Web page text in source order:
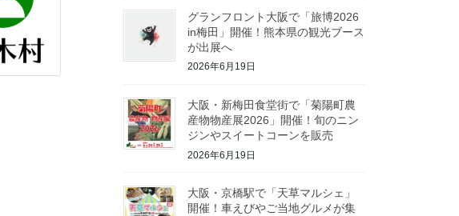
グランフロント大阪で「旅博2026
in梅田」開催！熊本県の観光ブース
が出展へ
2026年6月19日
大阪・新梅田食堂街で「菊陽町農
産物物産展2026」開催！旬のニン
ジンやスイートコーンを販売
2026年6月19日
大阪・京橋駅で「天草マルシェ」
開催！車えびやご当地グルメが集